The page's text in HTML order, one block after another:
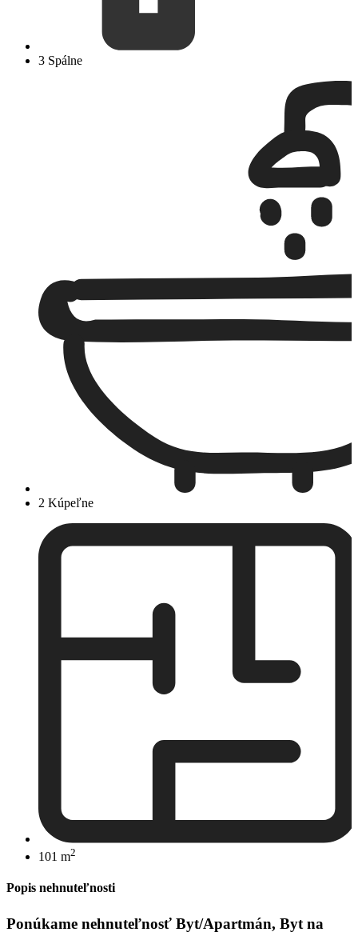
3 Spálne
2 Kúpeľne
101 m2
Popis nehnuteľnosti
Ponúkame nehnuteľnosť Byt/Apartmán, Byt na